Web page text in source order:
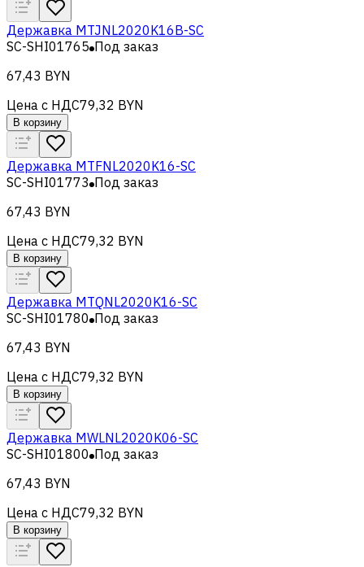
Державка MTJNL2020K16B-SC
SC-SHI01765 Под заказ
67,43 BYN
Цена с НДС79,32 BYN
В корзину
Державка MTFNL2020K16-SC
SC-SHI01773 Под заказ
67,43 BYN
Цена с НДС79,32 BYN
В корзину
Державка MTQNL2020K16-SC
SC-SHI01780 Под заказ
67,43 BYN
Цена с НДС79,32 BYN
В корзину
Державка MWLNL2020K06-SC
SC-SHI01800 Под заказ
67,43 BYN
Цена с НДС79,32 BYN
В корзину